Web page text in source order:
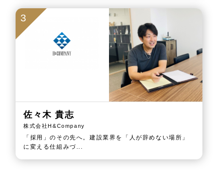
3
佐々木 貴志
株式会社H&Company
「採用」のその先へ。建設業界を「人が辞めない場所」
に変える仕組みづ...